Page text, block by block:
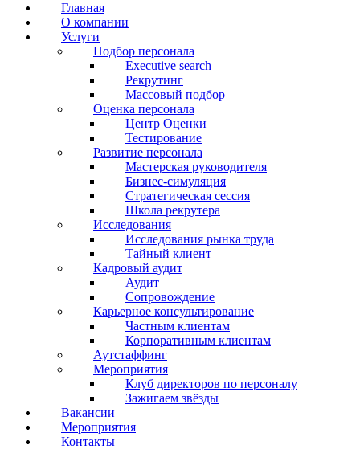
Главная
О компании
Услуги
Подбор персонала
Executive search
Рекрутинг
Массовый подбор
Оценка персонала
Центр Оценки
Тестирование
Развитие персонала
Мастерская руководителя
Бизнес-симуляция
Стратегическая сессия
Школа рекрутера
Исследования
Исследования рынка труда
Тайный клиент
Кадровый аудит
Аудит
Сопровождение
Карьерное консультирование
Частным клиентам
Корпоративным клиентам
Аутстаффинг
Мероприятия
Клуб директоров по персоналу
Зажигаем звёзды
Вакансии
Мероприятия
Контакты